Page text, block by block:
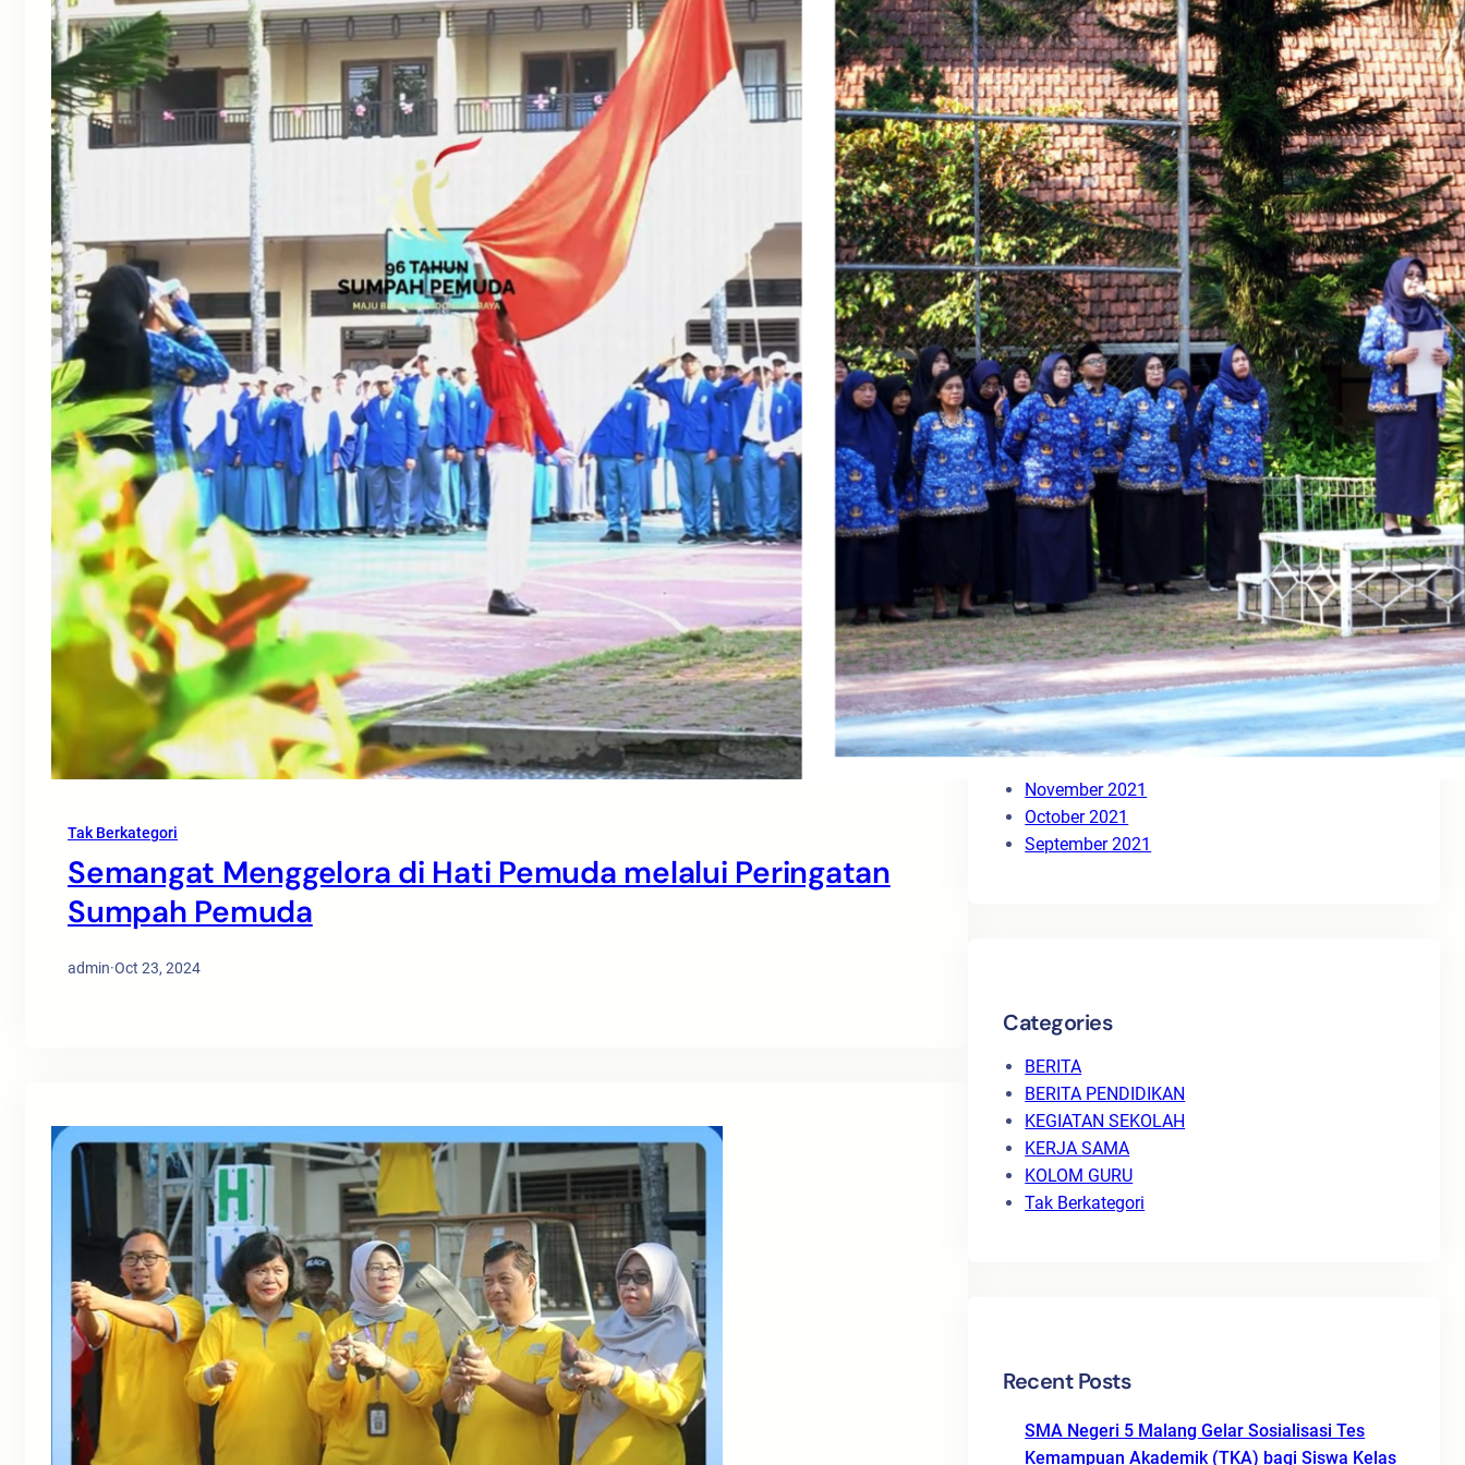
Tak Berkategori
Semangat Menggelora di Hati Pemuda melalui Peringatan
Sumpah Pemuda
admin·Oct 23, 2024
July 2026
September 2025
August 2025
July 2025
May 2025
April 2025
March 2025
February 2025
January 2025
December 2024
November 2024
October 2024
September 2024
August 2024
May 2024
April 2024
October 2023
August 2023
May 2023
March 2023
November 2022
October 2022
September 2022
July 2022
June 2022
March 2022
January 2022
December 2021
November 2021
October 2021
September 2021
Categories
BERITA
BERITA PENDIDIKAN
KEGIATAN SEKOLAH
KERJA SAMA
KOLOM GURU
Tak Berkategori
Recent Posts
SMA Negeri 5 Malang Gelar Sosialisasi Tes
Kemampuan Akademik (TKA) bagi Siswa Kelas